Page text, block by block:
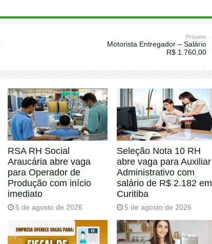
Próximo
Motorista Entregador – Salário
R$ 1.760,00
RSA RH Social
Araucária abre vaga
para Operador de
Produção com início
imediato
5 de agosto de 2026
Seleção Nota 10 RH
abre vaga para Auxiliar
Administrativo com
salário de R$ 2.182 em
Curitiba
5 de agosto de 2026